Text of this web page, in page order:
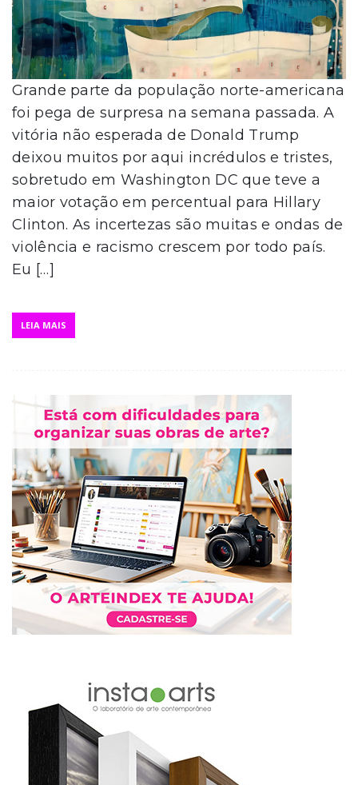
Grande parte da população norte-americana
foi pega de surpresa na semana passada. A
vitória não esperada de Donald Trump
deixou muitos por aqui incrédulos e tristes,
sobretudo em Washington DC que teve a
maior votação em percentual para Hillary
Clinton. As incertezas são muitas e ondas de
violência e racismo crescem por todo país.
Eu […]
LEIA MAIS